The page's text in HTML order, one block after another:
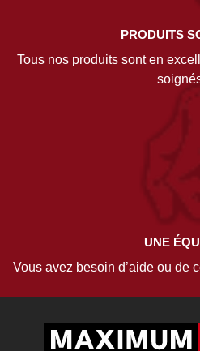
PRODUITS
Tous nos produits sont en
UNE
Vous avez besoin d’aide ou de